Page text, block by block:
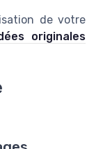
de votre
originales